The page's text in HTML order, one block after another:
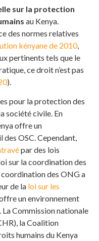
sur la protection
au Kenya.
des normes relatives
kényane de 2010,
pertinents tels que le
ce droit n’est pas
).
pour la protection des
société civile. En
offre un
OSC. Cependant,
par des lois
sur la coordination des
des ONG a
de la loi sur les
un environnement
Commission nationale
la Coalition
humains du Kenya